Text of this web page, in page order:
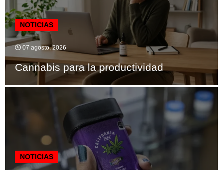
NOTICIAS
07 agosto, 2026
Cannabis para la productividad
NOTICIAS